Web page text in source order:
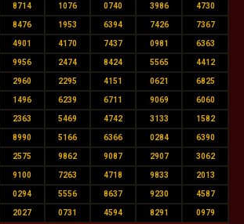
8714 1076 0740 3986 4730
8476 1953 6394 7426 7367
4901 4170 7437 0981 6363
9956 2474 8424 5565 4412
2960 2295 4151 0621 6825
1496 6239 6711 9069 6060
2363 5469 4742 3133 1582
8990 5166 6366 0284 6390
2575 9862 9087 2907 3062
9100 7263 4718 9833 2013
0294 5556 8637 9230 4587
2027 0731 4594 8291 0979